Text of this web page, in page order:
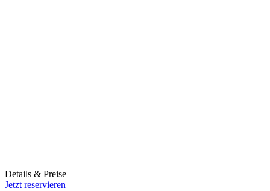
Details & Preise
Jetzt reservieren